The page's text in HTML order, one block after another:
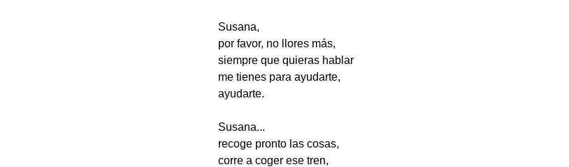
Susana,
por favor, no llores más,
siempre que quieras hablar
me tienes para ayudarte,
ayudarte.
Susana...
recoge pronto las cosas,
corre a coger ese tren,